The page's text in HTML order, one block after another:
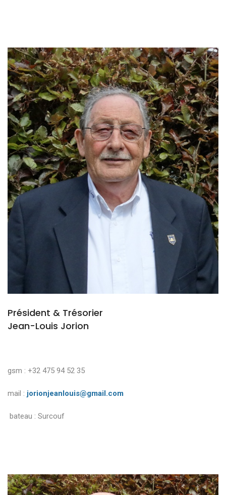
Président & Trésorier
Jean-Louis Jorion
gsm : +32 475 94 52 35
mail : jorionjeanlouis@gmail.com
bateau : Surcouf